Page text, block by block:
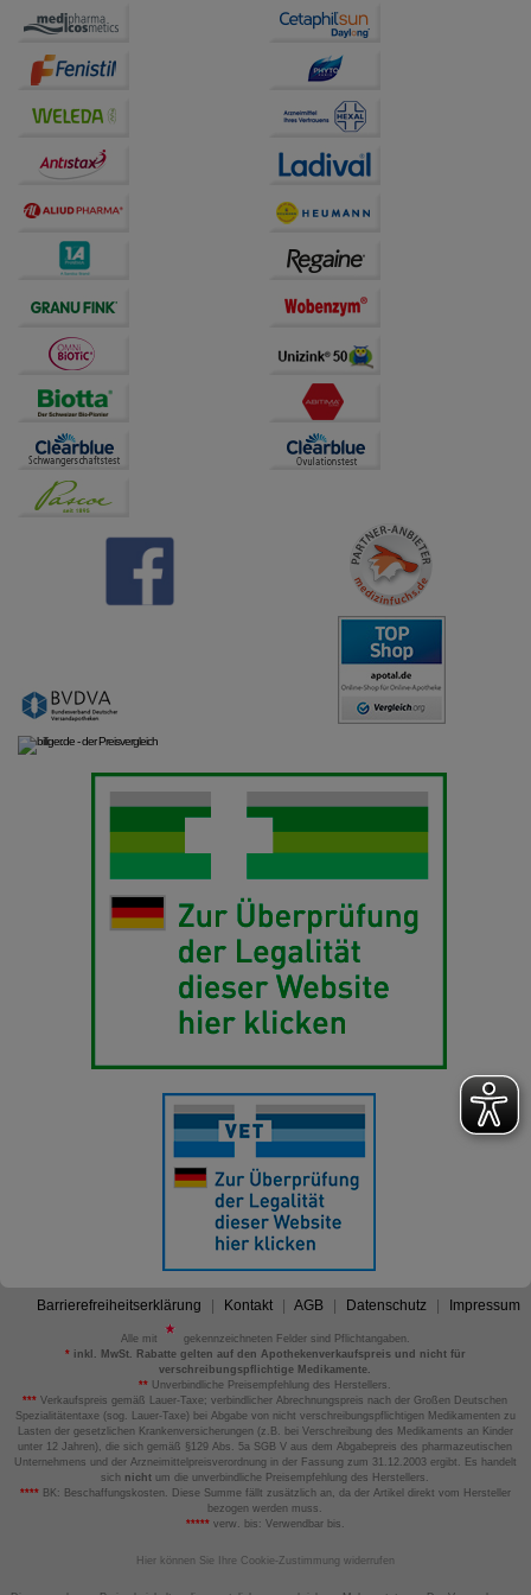
auf unserer Website aber auch die Werbung auf
Bitte beachten Sie, dass Daten hierfür teilweise an
Dritte wie z.B. Google oder soziale Medien
übertragen werden.
Barrierefreiheitserklärung Kontakt AGB Datenschutz Impressum
Alle mit
gekennzeichneten Felder sind Pflichtangaben.
*inkl. MwSt. Rabatte gelten auf den Apothekenverkaufspreis und nicht für
verschreibungspflichtige Medikamente.
** Unverbindliche Preisempfehlung des Herstellers.
*** Verkaufspreis gemäß Lauer-Taxe; verbindlicher Abrechnungspreis nach der Großen Deutschen
Spezialitätentaxe (sog. Lauer-Taxe) bei Abgabe von nicht verschreibungspflichtigen Medikamenten zu
Lasten der gesetzlichen Krankenversicherungen (z.B. bei Verschreibung des Medikaments an Kinder
unter 12 Jahren), die sich gemäß §129 Abs. 5a SGB V aus dem Abgabepreis des pharmazeutischen
Unternehmens und der Arzneimittelpreisverordnung in der Fassung zum 31.12.2003 ergibt. Es handelt
sich nicht um die unverbindliche Preisempfehlung des Herstellers.
****BK: Beschaffungskosten. Diese Summe fällt zusätzlich an, da der Artikel direkt vom Hersteller
bezogen werden muss.
*****verw. bis: Verwendbar bis.
Hier können Sie Ihre Cookie-Zustimmung widerrufen